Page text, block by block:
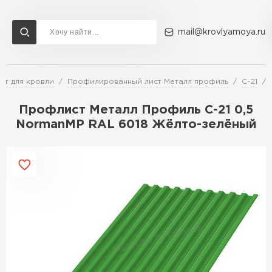
mail@krovlyamoya.ru
для кровли Профилированный лист Металл профиль С-21
Профлист Металл Профиль С-21 0,5
NormanMP RAL 6018 Жёлто-зелёный
Сервисы расчета
Расчет штакетника для забора
Расчет водостока
Расчет фальцевой кровли
Расчет кровли из металлочерепицы
Доставка Контакты
ПЕРЕЙТИ